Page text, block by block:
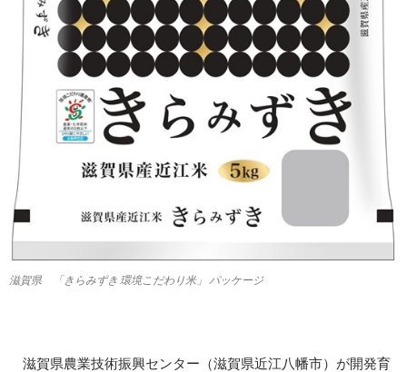
滋賀県 「きらみずき 環境こだわり米」 パッケージ
滋賀県農業技術振興センター（滋賀県近江八幡市）が開発育